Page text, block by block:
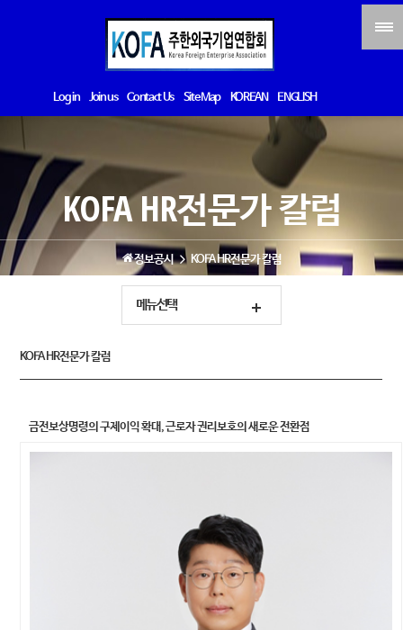
Log in Join us Contact Us Site Map KOREAN ENGLISH
KOFA HR전문가 칼럼
정보공시 KOFA HR전문가 칼럼
메뉴선택
KOFA HR전문가 칼럼
금전보상명령의 구제이익 확대, 근로자 권리보호의 새로운 전환점